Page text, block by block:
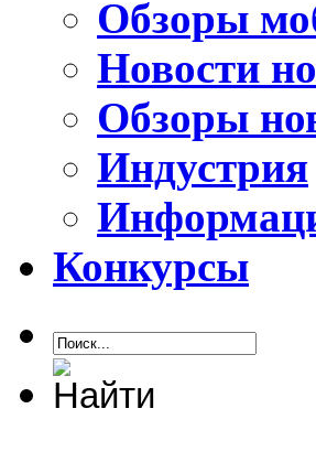
Обзоры
Новости
Обзоры
Индустрия
Конкурсы